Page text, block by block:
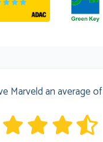
Marveld an average of